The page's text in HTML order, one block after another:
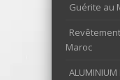
Guérite au
Maroc
ALUMINIUM